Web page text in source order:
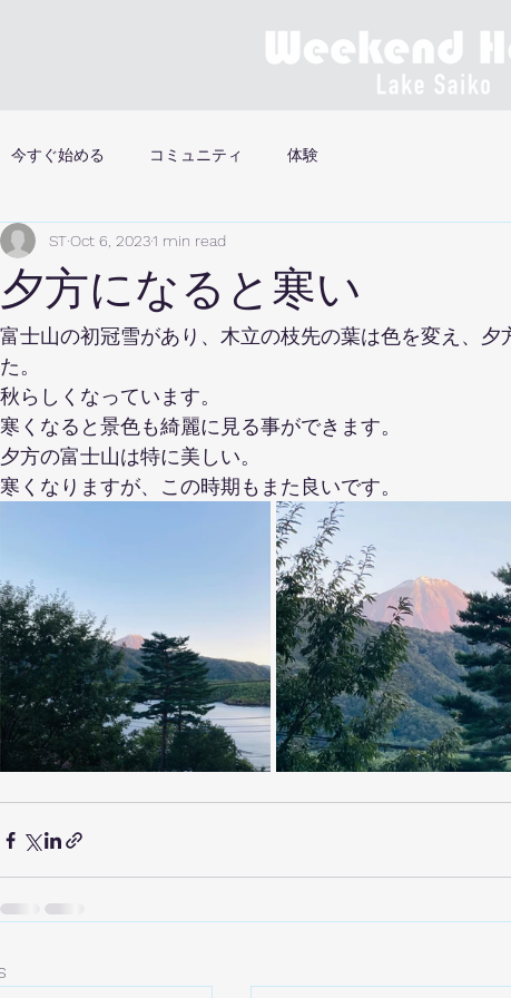
今すぐ始める コミュニティ 体験
夕方になると寒い
STOct 6, 20231 min read
富士山の初冠雪があり、木立の枝先の葉は色を変え、夕
た。
秋らしくなっています。
寒くなると景色も綺麗に見る事ができます。
夕方の富士山は特に美しい。
寒くなりますが、この時期もまた良いです。